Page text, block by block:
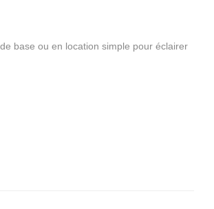
base ou en location simple pour éclairer